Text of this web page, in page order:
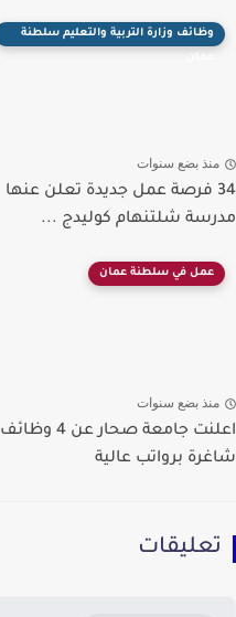
وظائف وزارة التربية والتعليم سلطنة
منذ بضع سنوات
34 فرصة عمل جديدة تعلن عنها
مدرسة شلتنهام كوليدج ...
عمل في سلطنة عمان
منذ بضع سنوات
اعلنت جامعة صحار عن 4 وظائف
شاغرة برواتب عالية
تعليقات